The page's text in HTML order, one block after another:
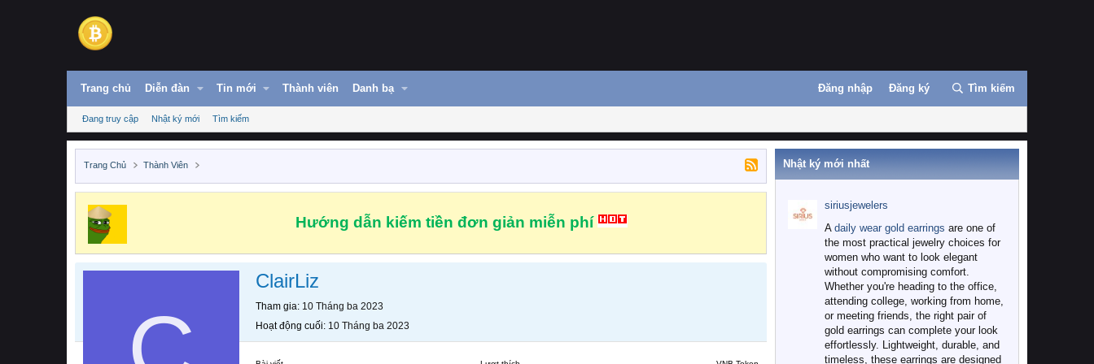
Trang chủ Diễn đàn Tin mới Thành viên Danh bạ Đăng nhập Đăng ký Tìm kiếm
Đang truy cập Nhật ký mới Tìm kiếm
Trang Chủ Thành Viên
Hướng dẫn kiếm tiền đơn giản miễn phí
ClairLiz
Tham gia 10 Tháng ba 2023
Hoạt động cuối 10 Tháng ba 2023
Nhật ký mới nhất
siriusjewelers
A daily wear gold earrings are one of
the most practical jewelry choices for
women who want to look elegant
without compromising comfort.
Whether you're heading to the office,
attending college, working from home,
or meeting friends, the right pair of
gold earrings can complete your look
effortlessly. Lightweight, durable, and
timeless, these earrings are designed